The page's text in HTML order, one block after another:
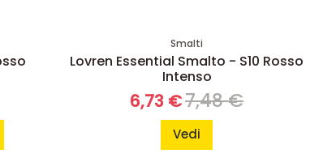
Smalti
Lovren Essential Smalto - S10 Rosso
Intenso
6,73 €7,48 €
Vedi